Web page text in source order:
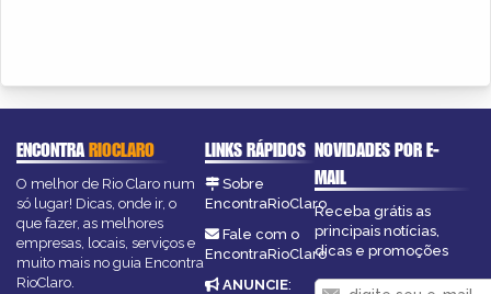
ENCONTRARIOCLARO
O melhor de Rio Claro num
só lugar! Dicas, onde ir, o
que fazer, as melhores
empresas, locais, serviços e
muito mais no guia Encontra
RioClaro.
LINKS RÁPIDOS
Sobre
EncontraRioClaro
Fale com o
EncontraRioClaro
ANUNCIE:
NOVIDADES POR E-
MAIL
Receba grátis as
principais notícias,
dicas e promoções